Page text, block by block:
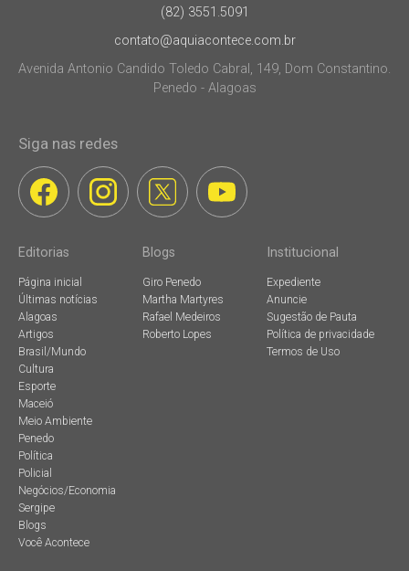
(82) 3551.5091
contato@aquiacontece.com.br
Avenida Antonio Candido Toledo Cabral, 149, Dom Constantino.
Penedo - Alagoas
Siga nas redes
Editorias
Página inicial
Últimas notícias
Alagoas
Artigos
Brasil/Mundo
Cultura
Esporte
Maceió
Meio Ambiente
Penedo
Política
Policial
Negócios/Economia
Sergipe
Blogs
Você Acontece
Blogs
Giro Penedo
Martha Martyres
Rafael Medeiros
Roberto Lopes
Institucional
Expediente
Anuncie
Sugestão de Pauta
Política de privacidade
Termos de Uso